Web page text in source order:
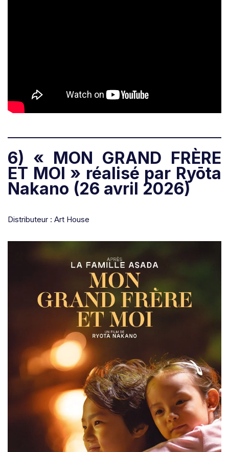
6) « MON GRAND FRÈRE
ET MOI » réalisé par Ryōta
Nakano (26 avril 2026)
Distributeur : Art House